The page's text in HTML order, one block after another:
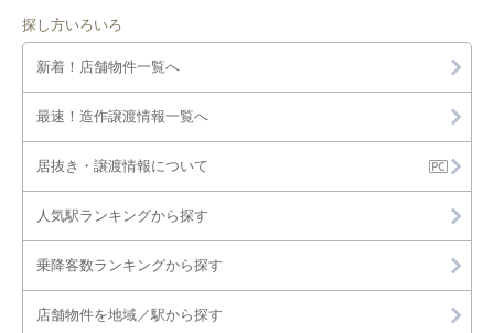
大阪市北区
大阪市中央区
堺市堺区
堺市中区
堺市東区
探し方いろいろ
新着！店舗物件一覧へ
最速！造作譲渡情報一覧へ
居抜き・譲渡情報について
人気駅ランキングから探す
乗降客数ランキングから探す
店舗物件を地域／駅から探す